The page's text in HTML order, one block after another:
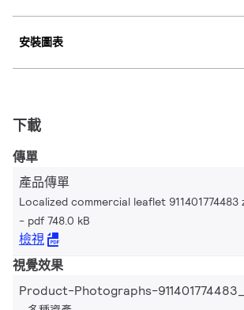
安裝圖表
下載
傳單
產品傳單
Localized commercial leaflet 911401774483
pdf 748.0 kB
檢視
視覺效果
Product-Photographs-